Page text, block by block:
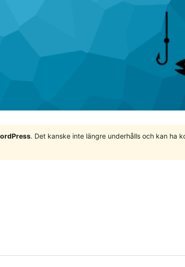
. Det kanske inte längre underhålls och kan ha